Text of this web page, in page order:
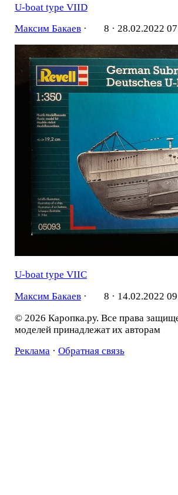
U-boat type VIID
Максим Бакаев· 8 · 28.02.2022
U-boat type VIIC
Максим Бакаев· 8 · 14.02.2022
© 2026 Каропка.ру. Все права
моделей принадлежат их авторам
Реклама· Обратная связь